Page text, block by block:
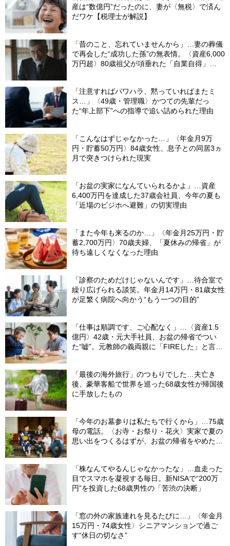
産は“数億円”だったのに、妻が〈無税〉で済ん
だワケ【税理士が解説】
「昔のこと、忘れていませんから」…妻の葬儀
で再会した“成功した孫”の無表情。〈資産6,000
万円超〉80歳祖父が項垂れた「自業自得」
「注意すればパワハラ、黙っていればまたミ
ス…」〈49歳・管理職〉かつての先輩だっ
た“年上部下”への指導で追い詰められた理由
「こんなはずじゃなかった…」〈年金月9万
円・貯蓄50万円〉84歳女性、息子との同居3ヵ
月で突きつけられた現実
「お盆の実家になんていられるかよ」…資産
6,400万円を達成した37歳会社員、今年の夏も
「近場のビジホへ避難」の切実理由
「また今年も来るのか…」〈年金月25万円・貯
蓄2,700万円〉70歳夫婦、「夏休みの帰省」が
待ち遠しくなくなった理由
「診察のためだけじゃないんです」…待合室で
繰り広げられる談笑。年金月14万円・81歳女性
が足繁く病院へ向かう“もう一つの目的”
「仕事は順調です、ご心配なく」…〈資産1.5
億円〉42歳・元大手社員、お盆の帰省でつい
た“嘘”。元教師の義両親に「FIREした」と言え
「最後の海外旅行」のつもりでした…夫亡き
後、豪華客船で世界を巡った68歳女性が帰国後
に手放したもの
「今年のお墓参りは私たちで行くから」…75歳
母の電話。〈お寺・お祭り・花火〉実家で夏の
思い出をつくるはずが、お盆の帰省をやめた理
「株なんてやるんじゃなかったな」…血走った
目でスマホを凝視する毎日。新NISAで“200万
円”を投資した68歳男性の「苦渋の決断」
「窓の外の家族連れを見るたびに…」〈年金月
15万円・74歳女性〉シニアマンションで過ご
す“休日の切なさ”